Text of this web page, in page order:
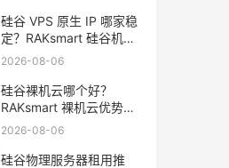
硅谷 VPS 原生 IP 哪家稳
定？RAKsmart 硅谷机房
深度评测
2026-08-06
硅谷裸机云哪个好？
RAKsmart 裸机云优势全
解析
2026-08-06
硅谷物理服务器租用推